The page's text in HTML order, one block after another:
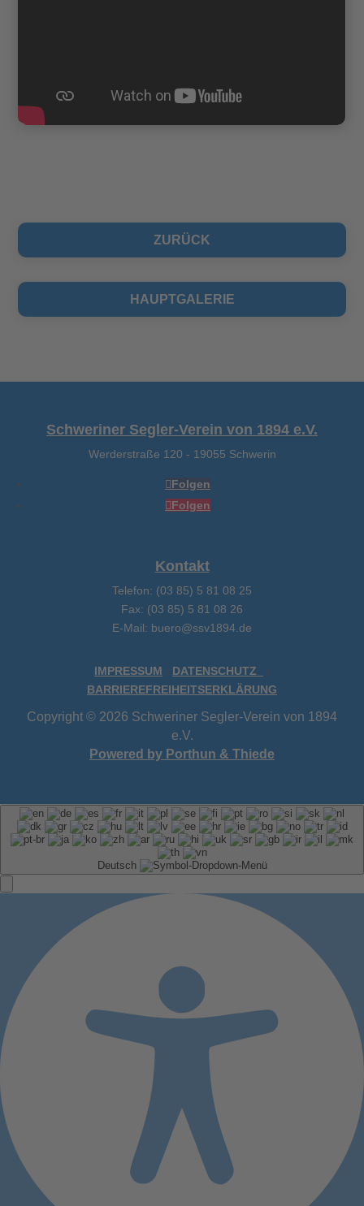
ZURÜCK
HAUPTGALERIE
Schweriner Segler-Verein von 1894 e.V.
Werderstraße 120 - 19055 Schwerin
Folgen
Folgen
IMPRESSUM DATENSCHUTZ
BARRIEREFREIHEITSERKLÄRUNG
Copyright © 2026 Schweriner Segler-Verein von 1894
e.V.
Powered by Porthun & Thiede
Kontakt
Telefon: (03 85) 5 81 08 25
Fax: (03 85) 5 81 08 26
E-Mail: buero@ssv1894.de
Deutsch